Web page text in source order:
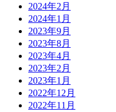
2024年2月
2024年1月
2023年9月
2023年8月
2023年4月
2023年2月
2023年1月
2022年12月
2022年11月